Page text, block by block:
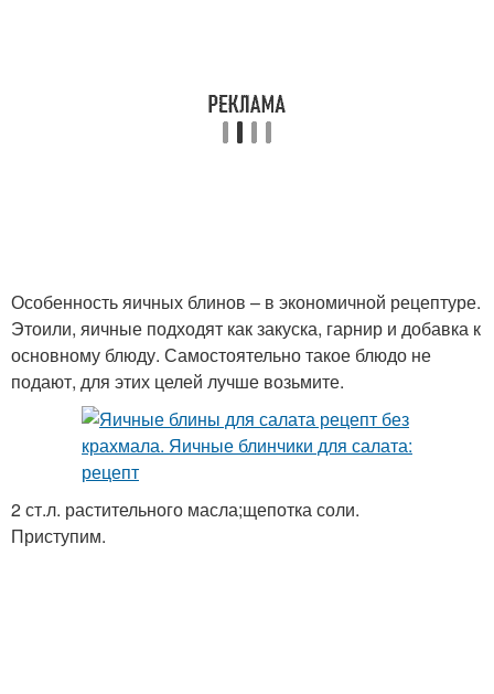
Особенность яичных блинов – в экономичной рецептуре.
Этоили, яичные подходят как закуска, гарнир и добавка к
основному блюду. Самостоятельно такое блюдо не
подают, для этих целей лучше возьмите.
2 ст.л. растительного масла;щепотка соли.
Приступим.